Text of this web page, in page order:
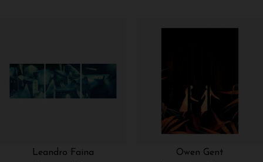
Leandro Faina Owen Gent